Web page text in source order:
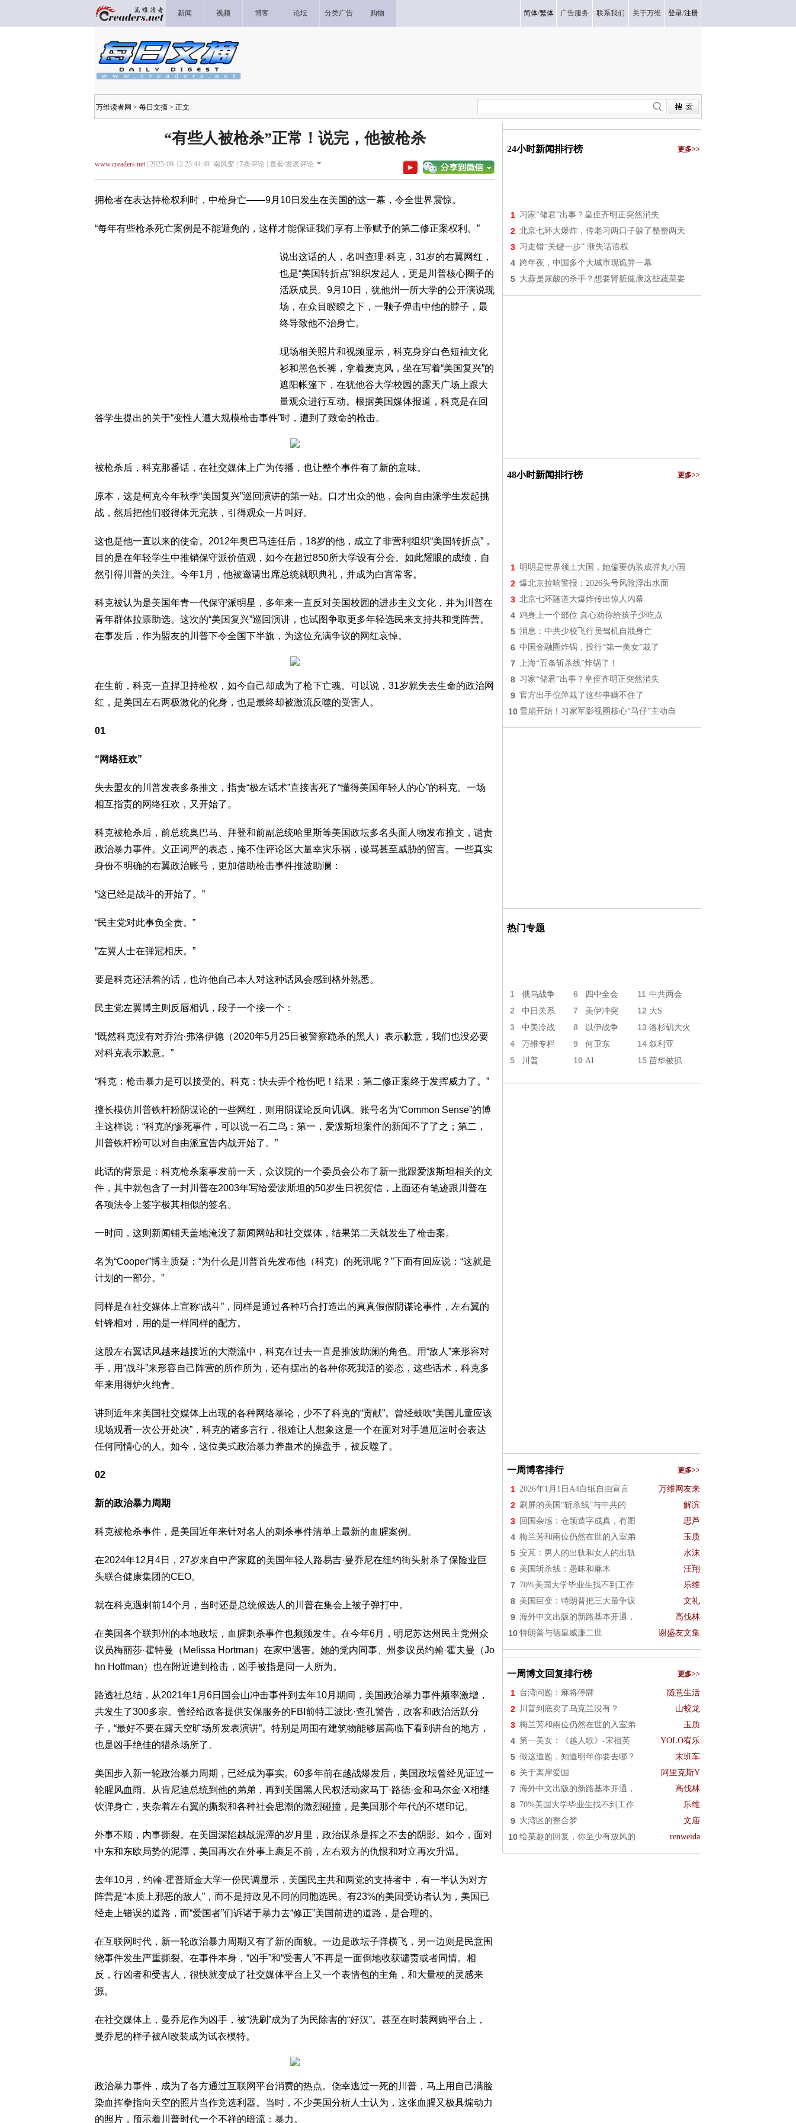
新闻 视频 博客 论坛 分类广告 购物 简体/繁体 广告服务 联系我们 关于万维 登录/注册
万维读者网 > 每日文摘 > 正文
“有些人被枪杀”正常！说完，他被枪杀
www.creaders.net| 2025-09-12 23:44:49 南风窗 | 7条评论 | 查看/发表评论
拥枪者在表达持枪权利时，中枪身亡——9月10日发生在美国的这一幕，令全世界震惊。
“每年有些枪杀死亡案例是不能避免的，这样才能保证我们享有上帝赋予的第二修正案权利。”
说出这话的人，名叫查理·科克，31岁的右翼网红，
也是“美国转折点”组织发起人，更是川普核心圈子的
活跃成员。9月10日，犹他州一所大学的公开演说现
场，在众目睽睽之下，一颗子弹击中他的脖子，最
终导致他不治身亡。
现场相关照片和视频显示，科克身穿白色短袖文化
衫和黑色长裤，拿着麦克风，坐在写着“美国复兴”的
遮阳帐篷下，在犹他谷大学校园的露天广场上跟大
量观众进行互动。根据美国媒体报道，科克是在回
答学生提出的关于“变性人遭大规模枪击事件”时，遭到了致命的枪击。
被枪杀后，科克那番话，在社交媒体上广为传播，也让整个事件有了新的意味。
原本，这是柯克今年秋季“美国复兴”巡回演讲的第一站。口才出众的他，会向自由派学生发起挑
战，然后把他们驳得体无完肤，引得观众一片叫好。
这也是他一直以来的使命。2012年奥巴马连任后，18岁的他，成立了非营利组织“美国转折点”，
目的是在年轻学生中推销保守派价值观，如今在超过850所大学设有分会。如此耀眼的成绩，自
然引得川普的关注。今年1月，他被邀请出席总统就职典礼，并成为白宫常客。
科克被认为是美国年青一代保守派明星，多年来一直反对美国校园的进步主义文化，并为川普在
青年群体拉票助选。这次的“美国复兴”巡回演讲，也试图争取更多年轻选民来支持共和党阵营。
在事发后，作为盟友的川普下令全国下半旗，为这位充满争议的网红哀悼。
在生前，科克一直捍卫持枪权，如今自己却成为了枪下亡魂。可以说，31岁就失去生命的政治网
红，是美国左右两极激化的化身，也是最终却被激流反噬的受害人。
01
“网络狂欢”
失去盟友的川普发表多条推文，指责“极左话术”直接害死了“懂得美国年轻人的心”的科克。一场
相互指责的网络狂欢，又开始了。
科克被枪杀后，前总统奥巴马、拜登和前副总统哈里斯等美国政坛多名头面人物发布推文，谴责
政治暴力事件。义正词严的表态，掩不住评论区大量幸灾乐祸，谩骂甚至威胁的留言。一些真实
身份不明确的右翼政治账号，更加借助枪击事件推波助澜：
“这已经是战斗的开始了。”
“民主党对此事负全责。”
“左翼人士在弹冠相庆。”
要是科克还活着的话，也许他自己本人对这种话风会感到格外熟悉。
民主党左翼博主则反唇相讥，段子一个接一个：
“既然科克没有对乔治·弗洛伊德（2020年5月25日被警察跪杀的黑人）表示歉意，我们也没必要
对科克表示歉意。”
“科克：枪击暴力是可以接受的。科克：快去弄个枪伤吧！结果：第二修正案终于发挥威力了。”
擅长模仿川普铁杆粉阴谋论的一些网红，则用阴谋论反向讥讽。账号名为“Common Sense”的博
主这样说：“科克的惨死事件，可以说一石二鸟：第一，爱泼斯坦案件的新闻不了了之；第二，
川普铁杆粉可以对自由派宣告内战开始了。”
此话的背景是：科克枪杀案事发前一天，众议院的一个委员会公布了新一批跟爱泼斯坦相关的文
件，其中就包含了一封川普在2003年写给爱泼斯坦的50岁生日祝贺信，上面还有笔迹跟川普在
各项法令上签字极其相似的签名。
一时间，这则新闻铺天盖地淹没了新闻网站和社交媒体，结果第二天就发生了枪击案。
名为“Cooper”博主质疑：“为什么是川普首先发布他（科克）的死讯呢？”下面有回应说：“这就是
计划的一部分。”
同样是在社交媒体上宣称“战斗”，同样是通过各种巧合打造出的真真假假阴谋论事件，左右翼的
针锋相对，用的是一样同样的配方。
这股左右翼话风越来越接近的大潮流中，科克在过去一直是推波助澜的角色。用“敌人”来形容对
手，用“战斗”来形容自己阵营的所作所为，还有摆出的各种你死我活的姿态，这些话术，科克多
年来用得炉火纯青。
讲到近年来美国社交媒体上出现的各种网络暴论，少不了科克的“贡献”。曾经鼓吹“美国儿童应该
现场观看一次公开处决”，科克的诸多言行，很难让人想象这是一个在面对对手遭厄运时会表达
任何同情心的人。如今，这位美式政治暴力养蛊术的操盘手，被反噬了。
02
新的政治暴力周期
科克被枪杀事件，是美国近年来针对名人的刺杀事件清单上最新的血腥案例。
在2024年12月4日，27岁来自中产家庭的美国年轻人路易吉·曼乔尼在纽约街头射杀了保险业巨
头联合健康集团的CEO。
就在科克遇刺前14个月，当时还是总统候选人的川普在集会上被子弹打中。
在美国各个联邦州的本地政坛，血腥刺杀事件也频频发生。在今年6月，明尼苏达州民主党州众
议员梅丽莎·霍特曼（Melissa Hortman）在家中遇害。她的党内同事、州参议员约翰·霍夫曼（Jo
hn Hoffman）也在附近遭到枪击，凶手被指是同一人所为。
路透社总结，从2021年1月6日国会山冲击事件到去年10月期间，美国政治暴力事件频率激增，
共发生了300多宗。曾经给政客提供安保服务的FBI前特工波比·查孔警告，政客和政治活跃分
子，“最好不要在露天空旷场所发表演讲”。特别是周围有建筑物能够居高临下看到讲台的地方，
也是凶手绝佳的猎杀场所了。
美国步入新一轮政治暴力周期，已经成为事实。60多年前在越战爆发后，美国政坛曾经见证过一
轮腥风血雨。从肯尼迪总统到他的弟弟，再到美国黑人民权活动家马丁·路德·金和马尔金·X相继
饮弹身亡，夹杂着左右翼的撕裂和各种社会思潮的激烈碰撞，是美国那个年代的不堪印记。
外事不顺，内事撕裂。在美国深陷越战泥潭的岁月里，政治谋杀是挥之不去的阴影。如今，面对
中东和东欧局势的泥潭，美国再次在外事上裹足不前，左右双方的仇恨和对立再次升温。
去年10月，约翰·霍普斯金大学一份民调显示，美国民主共和两党的支持者中，有一半认为对方
阵营是“本质上邪恶的敌人”，而不是持政见不同的同胞选民。有23%的美国受访者认为，美国已
经走上错误的道路，而“爱国者”们诉诸于暴力去“修正”美国前进的道路，是合理的。
在互联网时代，新一轮政治暴力周期又有了新的面貌。一边是政坛子弹横飞，另一边则是民意围
绕事件发生严重撕裂。在事件本身，“凶手”和“受害人”不再是一面倒地收获谴责或者同情。相
反，行凶者和受害人，很快就变成了社交媒体平台上又一个表情包的主角，和大量梗的灵感来
源。
在社交媒体上，曼乔尼作为凶手，被“洗刷”成为了为民除害的“好汉”。甚至在时装网购平台上，
曼乔尼的样子被AI改装成为试衣模特。
政治暴力事件，成为了各方通过互联网平台消费的热点。侥幸逃过一死的川普，马上用自己满脸
染血挥拳指向天空的照片当作竞选利器。当时，不少美国分析人士认为，这张血腥又极具煽动力
的照片，预示着川普时代一个不祥的暗流：暴力。
24小时新闻排行榜 更多>>
1 习家“储君”出事？皇侄齐明正突然消失
2 北京七环大爆炸，传老习两口子躲了整整两天
3 习走错“关键一步” 渐失话语权
4 跨年夜，中国多个大城市现诡异一幕
5 大蒜是尿酸的杀手？想要肾脏健康这些蔬菜要
48小时新闻排行榜 更多>>
1 明明是世界领土大国，她偏要伪装成弹丸小国
2 爆北京拉响警报：2026头号风险浮出水面
3 北京七环隧道大爆炸传出惊人内幕
4 鸡身上一个部位 真心劝你给孩子少吃点
5 消息：中共少校飞行员驾机自戕身亡
6 中国金融圈炸锅，投行“第一美女”栽了
7 上海“五条斩杀线”炸锅了！
8 习家“储君”出事？皇侄齐明正突然消失
9 官方出手倪萍栽了这些事瞒不住了
10 雪崩开始！习家军影视圈核心“马仔”主动自
热门专题
1 俄乌战争 6 四中全会 11 中共两会
2 中日关系 7 美伊冲突 12 大S
3 中美冷战 8 以伊战争 13 洛杉矶大火
4 万维专栏 9 何卫东 14 叙利亚
5 川普 10 AI 15 苗华被抓
一周博客排行 更多>>
1 2026年1月1日A4白纸自由宣言 万维网友来
2 刷屏的美国“斩杀线”与中共的 解滨
3 回国杂感：仓颉造字成真，有图 思芦
4 梅兰芳和兩位仍然在世的入室弟 玉质
5 安芃：男人的出轨和女人的出轨 水沫
6 美国斩杀线：愚昧和麻木 汪翔
7 70%美国大学毕业生找不到工作 乐维
8 美国巨变：特朗普把三大最争议 文礼
9 海外中文出版的新路基本开通， 高伐林
10 特朗普与德皇威廉二世 谢盛友文集
一周博文回复排行榜 更多>>
1 台湾问题：麻将停牌 随意生活
2 川普到底卖了乌克兰没有？ 山蛟龙
3 梅兰芳和兩位仍然在世的入室弟 玉质
4 第一美女：《越人歌》-宋祖英 YOLO宥乐
5 做这道题，知道明年你要去哪？ 末班车
6 关于离岸爱国 阿里克斯Y
7 海外中文出版的新路基本开通， 高伐林
8 70%美国大学毕业生找不到工作 乐维
9 大湾区的整合梦 文庙
10 给菓趣的回复，你至少有放风的 renweida